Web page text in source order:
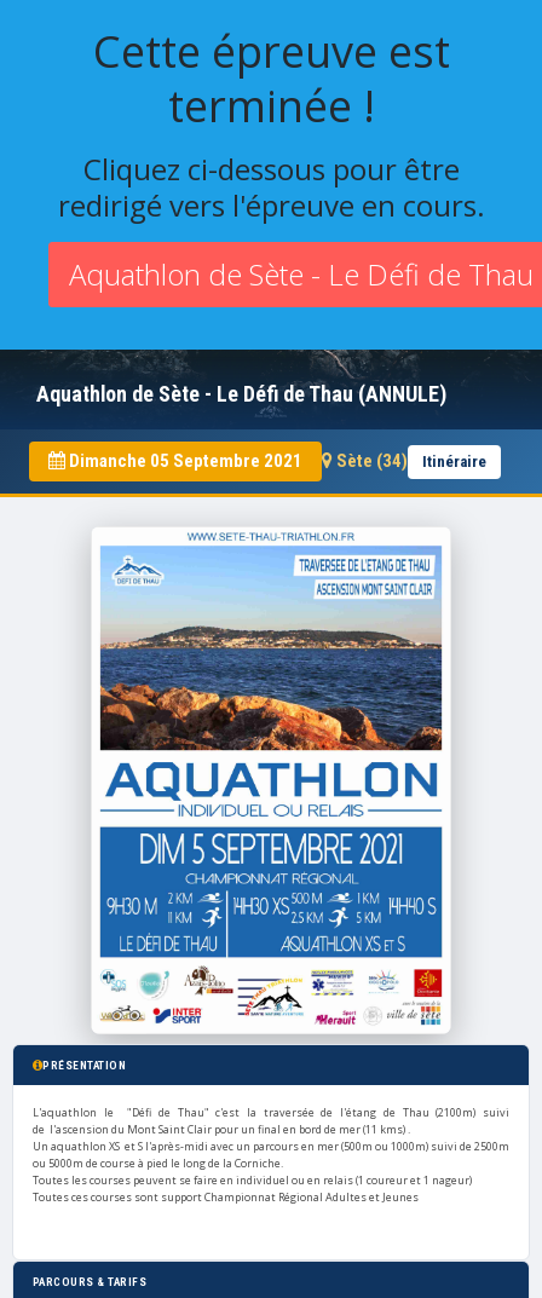
Cette épreuve est
terminée !
Cliquez ci-dessous pour être
redirigé vers l'épreuve en cours.
Aquathlon de Sète - Le Défi de Thau
Aquathlon de Sète - Le Défi de Thau (ANNULE)
Dimanche 05 Septembre 2021 Sète (34) Itinéraire
PRÉSENTATION
L'aquathlon le "Défi de Thau" c'est la traversée de l'étang de Thau (2100m) suivi
de l'ascension du Mont Saint Clair pour un final en bord de mer (11 kms) .
Un aquathlon XS et S l'après-midi avec un parcours en mer (500m ou 1000m) suivi de 2500m
ou 5000m de course à pied le long de la Corniche.
Toutes les courses peuvent se faire en individuel ou en relais (1 coureur et 1 nageur)
Toutes ces courses sont support Championnat Régional Adultes et Jeunes
PARCOURS & TARIFS